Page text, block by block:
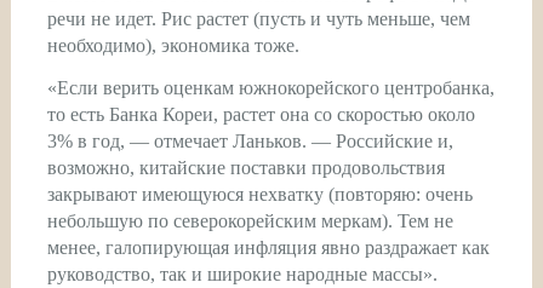
речи не идет. Рис растет (пусть и чуть меньше, чем
необходимо), экономика тоже.
«Если верить оценкам южнокорейского центробанка,
то есть Банка Кореи, растет она со скоростью около
3% в год, — отмечает Ланьков. — Российские и,
возможно, китайские поставки продовольствия
закрывают имеющуюся нехватку (повторяю: очень
небольшую по северокорейским меркам). Тем не
менее, галопирующая инфляция явно раздражает как
руководство, так и широкие народные массы».